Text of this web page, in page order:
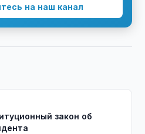
на наш канал
закон об